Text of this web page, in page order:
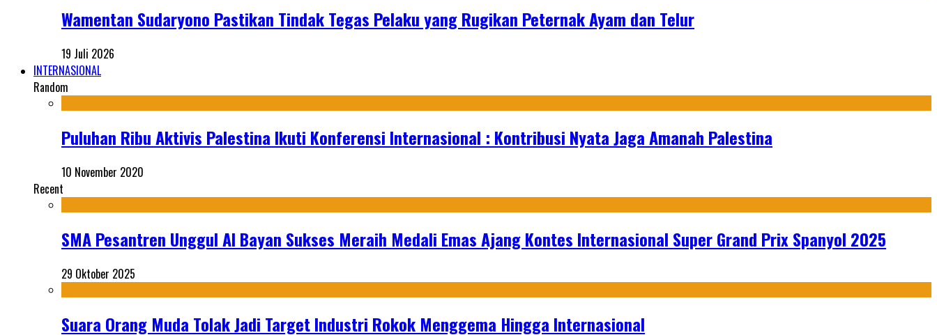
Wamentan Sudaryono Pastikan Tindak Tegas Pelaku yang Rugikan Peternak Ayam dan Telur
19 Juli 2026
INTERNASIONAL
Random
Puluhan Ribu Aktivis Palestina Ikuti Konferensi Internasional : Kontribusi Nyata Jaga Amanah Palestina
10 November 2020
Recent
SMA Pesantren Unggul Al Bayan Sukses Meraih Medali Emas Ajang Kontes Internasional Super Grand Prix Spanyol 2025
29 Oktober 2025
Suara Orang Muda Tolak Jadi Target Industri Rokok Menggema Hingga Internasional